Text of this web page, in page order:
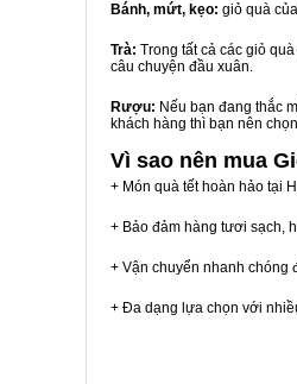
Bánh, mứt, kẹo: giỏ quà
Trà: Trong tất cả các giỏ
câu chuyện đầu xuân.
Rượu: Nếu bạn đang thắc
khách hàng thì bạn nên
Vì sao nên mua
+ Món quà tết hoàn hảo tại
+ Bảo đảm hàng tươi sạch,
+ Vận chuyển nhanh chóng
+ Đa dạng lựa chọn với